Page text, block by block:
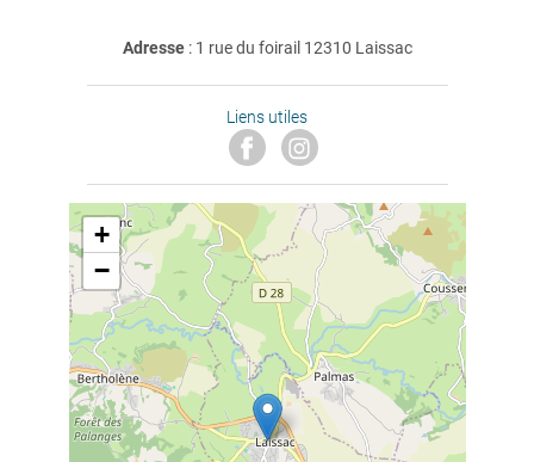
Adresse : 1 rue du foirail 12310 Laissac
Liens utiles
+
−